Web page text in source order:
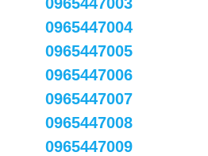
0965447004
0965447005
0965447006
0965447007
0965447008
0965447009